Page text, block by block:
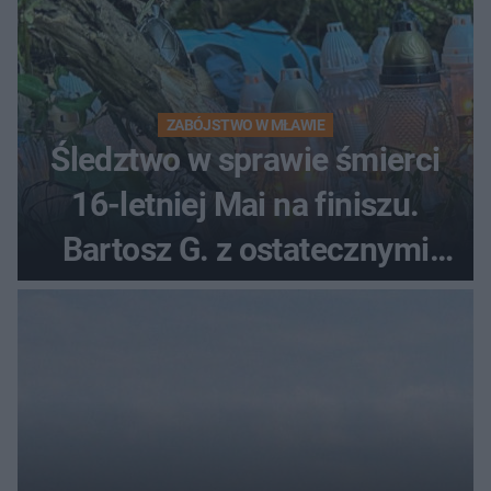
ZABÓJSTWO W MŁAWIE
Śledztwo w sprawie śmierci
16-letniej Mai na finiszu.
Bartosz G. z ostatecznymi
zarzutami